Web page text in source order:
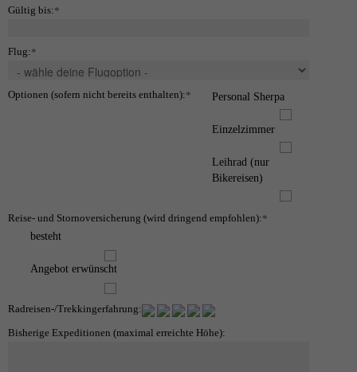
Gültig bis:*
Flug:*
Optionen (sofern nicht bereits enthalten):* Personal Sherpa
Einzelzimmer
Leihrad (nur
Bikereisen)
Reise- und Stornoversicherung (wird dringend empfohlen):*
besteht
Angebot erwünscht
Radreisen-/Trekkingerfahrung:
Bisherige Expeditionen (maximal erreichte Höhe):